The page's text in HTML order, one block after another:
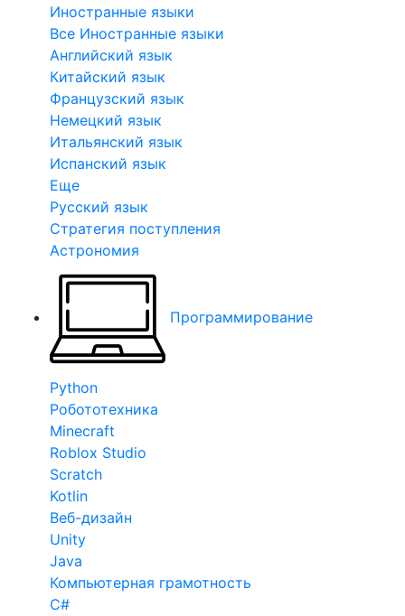
Иностранные языки
Все Иностранные языки
Английский язык
Китайский язык
Французский язык
Немецкий язык
Итальянский язык
Испанский язык
Еще
Русский язык
Стратегия поступления
Астрономия
Программирование
Python
Робототехника
Minecraft
Roblox Studio
Scratch
Kotlin
Веб-дизайн
Unity
Java
Компьютерная грамотность
C#